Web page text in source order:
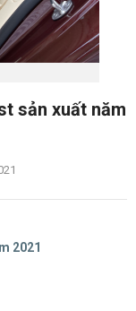
sản xuất năm
2021